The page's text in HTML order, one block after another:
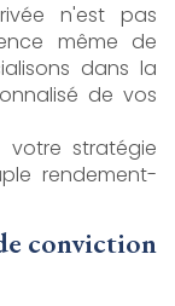
n'est pas
même de
dans la
de vos
stratégie
rendement-
conviction